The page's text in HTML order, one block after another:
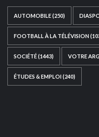
AUTOMOBILE(250)
FOOTBALL À LA TÉLÉVISION
SOCIÉTÉ(1443) VOTRE
ÉTUDES & EMPLOI(240)